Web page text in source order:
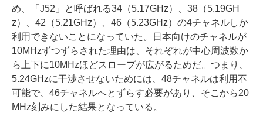
め、「J52」と呼ばれる34（5.17GHz）、38（5.19GH
z）、42（5.21GHz）、46（5.23GHz）の4チャネルしか
利用できないことになっていた。日本向けのチャネルが
10MHzずつずらされた理由は、それぞれが中心周波数か
ら上下に10MHzほどスロープが広がるためだ。つまり、
5.24GHzに干渉させないためには、48チャネルは利用不
可能で、46チャネルへとずらす必要があり、そこから20
MHz刻みにした結果となっている。